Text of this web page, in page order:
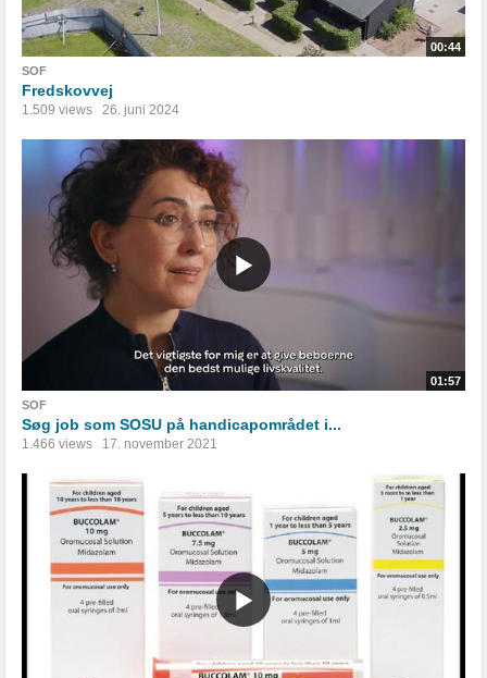
00:44
SOF
Fredskovvej
1.509 views 26. juni 2024
01:57
SOF
Søg job som SOSU på handicapområdet i...
1.466 views 17. november 2021